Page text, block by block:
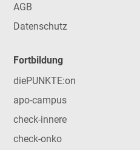
AGB
Datenschutz
Fortbildung
diePUNKTE:on
apo-campus
check-innere
check-onko